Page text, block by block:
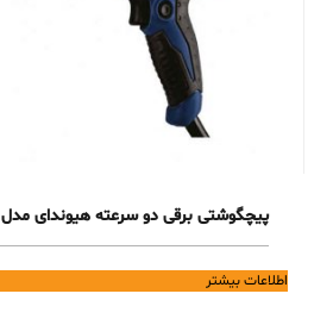
پیچگوشتی برقی دو سرعته هیوندای مدل HP232-DD
اطلاعات بیشتر